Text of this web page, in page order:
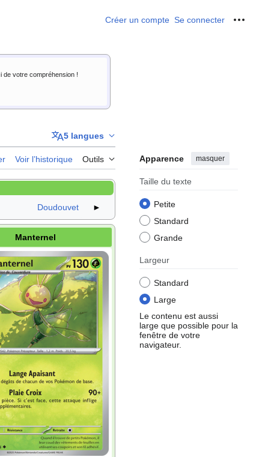
Créer un compte Se connecter Outils
de votre compréhension !
5 langues
Voir l’historique Outils Apparence masquer
Taille du texte
Petite
Standard
Grande
Largeur
Standard
Large
Le contenu est aussi
large que possible pour la
fenêtre de votre
navigateur.
Doudouvet ►
Manternel